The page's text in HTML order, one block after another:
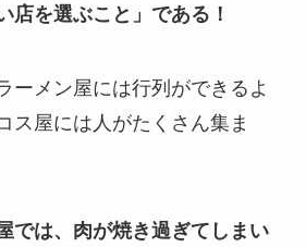
店を選ぶこと」である！
ーメン屋には行列ができるよ
ス屋には人がたくさん集ま
では、肉が焼き過ぎてしまい